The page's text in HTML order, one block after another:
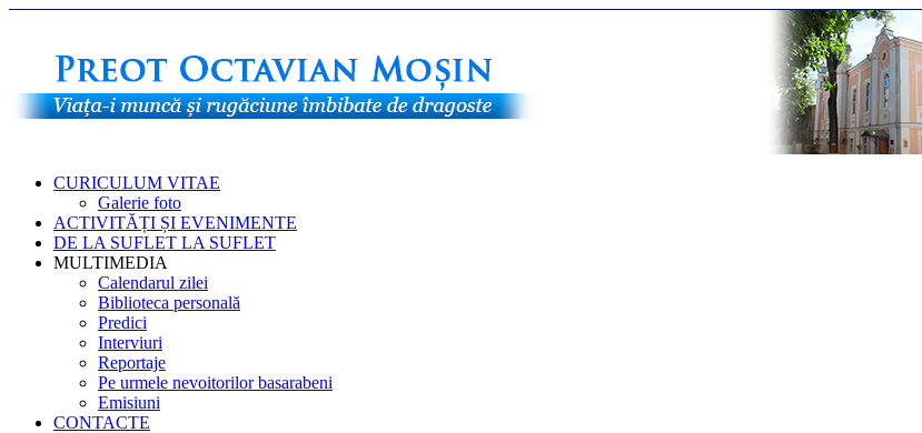
CURICULUM VITAE
Galerie foto
ACTIVITĂȚI ȘI EVENIMENTE
DE LA SUFLET LA SUFLET
MULTIMEDIA
Calendarul zilei
Biblioteca personală
Predici
Interviuri
Reportaje
Pe urmele nevoitorilor basarabeni
Emisiuni
CONTACTE